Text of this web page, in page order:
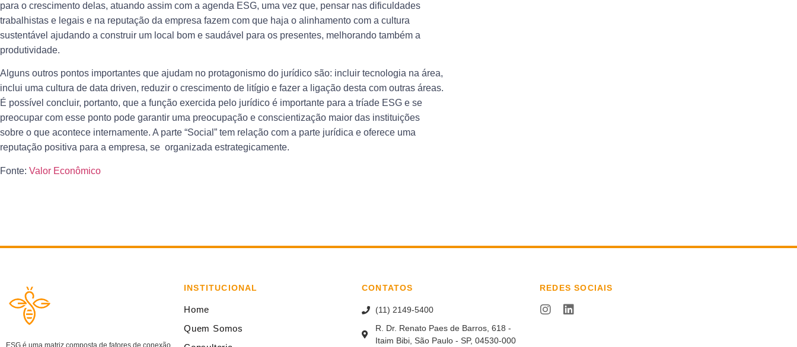
para o crescimento delas, atuando assim com a agenda ESG, uma vez que, pensar nas dificuldades
trabalhistas e legais e na reputação da empresa fazem com que haja o alinhamento com a cultura
sustentável ajudando a construir um local bom e saudável para os presentes, melhorando também a
produtividade.
Alguns outros pontos importantes que ajudam no protagonismo do jurídico são: incluir tecnologia na área,
inclui uma cultura de data driven, reduzir o crescimento de litígio e fazer a ligação desta com outras áreas.
É possível concluir, portanto, que a função exercida pelo jurídico é importante para a tríade ESG e se
preocupar com esse ponto pode garantir uma preocupação e conscientização maior das instituições
sobre o que acontece internamente. A parte “Social” tem relação com a parte jurídica e oferece uma
reputação positiva para a empresa, se organizada estrategicamente.
Fonte: Valor Econômico
ESG é uma matriz composta de fatores de conexão
INSTITUCIONAL
Home
Quem Somos
CONTATOS
(11) 2149-5400
R. Dr. Renato Paes de Barros, 618 -
Itaim Bibi, São Paulo - SP, 04530-000
REDES SOCIAIS